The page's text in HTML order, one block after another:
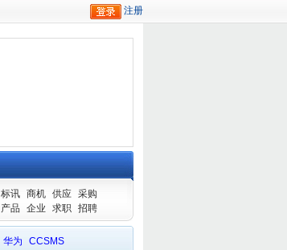
标讯 商机 供应 采购
产品 企业 求职 招聘
华为 CCSMS